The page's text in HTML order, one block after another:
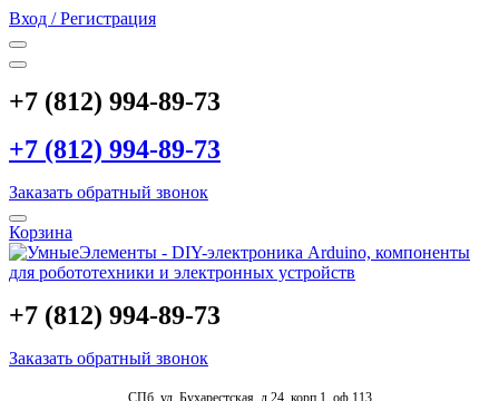
Вход / Регистрация
+7 (812) 994-89-73
+7 (812) 994-89-73
Заказать обратный звонок
Корзина
+7 (812) 994-89-73
Заказать обратный звонок
СПб, ул. Бухарестская, д.24, корп.1, оф.113